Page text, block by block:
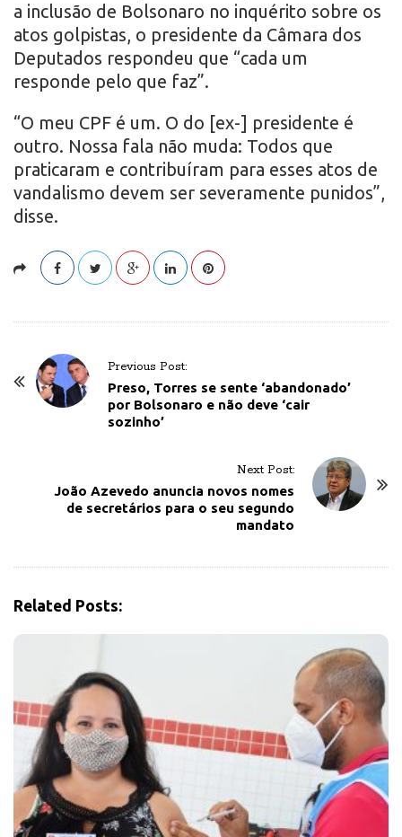
a inclusão de Bolsonaro no inquérito sobre os
atos golpistas, o presidente da Câmara dos
Deputados respondeu que “cada um
responde pelo que faz”.
“O meu CPF é um. O do [ex-] presidente é
outro. Nossa fala não muda: Todos que
praticaram e contribuíram para esses atos de
vandalismo devem ser severamente punidos”,
disse.
Previous Post:
Preso, Torres se sente ‘abandonado’
por Bolsonaro e não deve ‘cair
sozinho’
Next Post:
João Azevedo anuncia novos nomes
de secretários para o seu segundo
mandato
Related Posts: